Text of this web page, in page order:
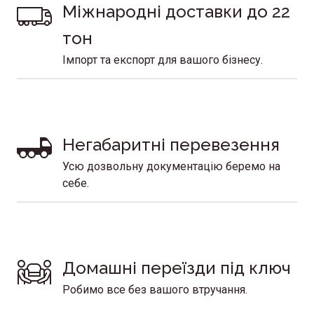
Міжнародні доставки до 22
тон
Імпорт та експорт для вашого бізнесу.
Негабаритні перевезення
Усю дозвольну документацію беремо на
себе.
Домашні переїзди під ключ
Робимо все без вашого втручання.